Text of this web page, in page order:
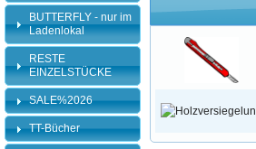
BUTTERFLY - nur im
Ladenlokal
RESTE
EINZELSTÜCKE
SALE%2026
TT-Bücher